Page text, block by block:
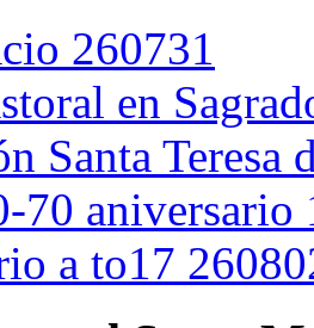
260731
en
Santa Teresa
70 aniversario
a to17